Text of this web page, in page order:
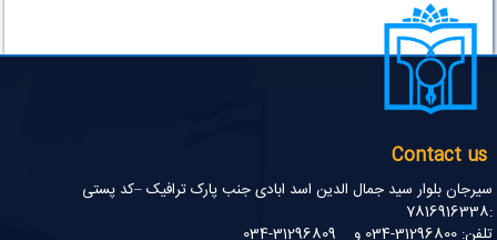
Contact us
سیرجان بلوار سید جمال الدین اسد ابادی جنب پارک ترافیک –کد پستی
:7816916338
تلفن: 31296800-034 و 31296809-034